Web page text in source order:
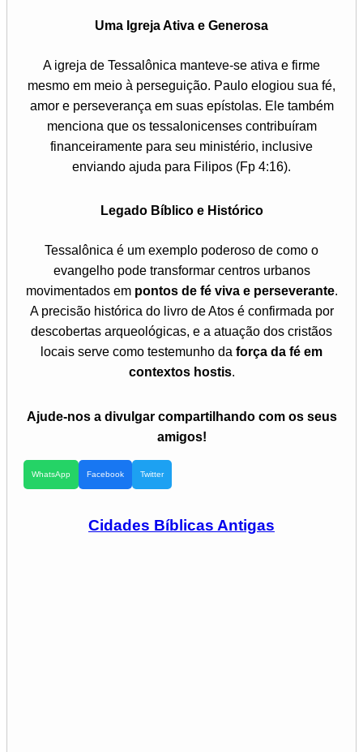
Uma Igreja Ativa e Generosa
A igreja de Tessalônica manteve-se ativa e firme
mesmo em meio à perseguição. Paulo elogiou sua fé,
amor e perseverança em suas epístolas. Ele também
menciona que os tessalonicenses contribuíram
financeiramente para seu ministério, inclusive
enviando ajuda para Filipos (Fp 4:16).
Legado Bíblico e Histórico
Tessalônica é um exemplo poderoso de como o
evangelho pode transformar centros urbanos
movimentados em pontos de fé viva e perseverante.
A precisão histórica do livro de Atos é confirmada por
descobertas arqueológicas, e a atuação dos cristãos
locais serve como testemunho da força da fé em
contextos hostis.
Ajude-nos a divulgar compartilhando com os seus
amigos!
WhatsApp Facebook Twitter
Cidades Bíblicas Antigas